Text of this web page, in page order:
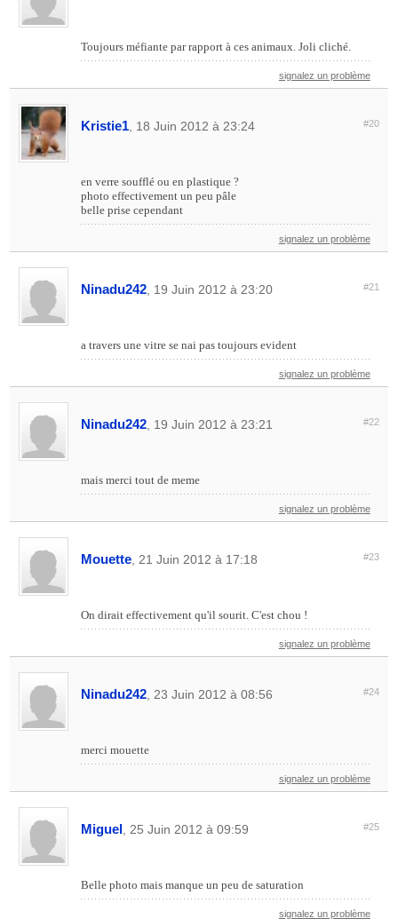
Toujours méfiante par rapport à ces animaux. Joli cliché.
signalez un problème
Kristie1 , 18 Juin 2012 à 23:24 #20
en verre soufflé ou en plastique ?
photo effectivement un peu pâle
belle prise cependant
signalez un problème
Ninadu242 , 19 Juin 2012 à 23:20 #21
a travers une vitre se nai pas toujours evident
signalez un problème
Ninadu242 , 19 Juin 2012 à 23:21 #22
mais merci tout de meme
signalez un problème
Mouette , 21 Juin 2012 à 17:18 #23
On dirait effectivement qu'il sourit. C'est chou !
signalez un problème
Ninadu242 , 23 Juin 2012 à 08:56 #24
merci mouette
signalez un problème
Miguel , 25 Juin 2012 à 09:59 #25
Belle photo mais manque un peu de saturation
signalez un problème